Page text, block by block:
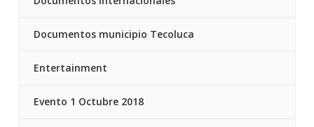
Documentos municipio Tecoluca
Entertainment
Evento 1 Octubre 2018